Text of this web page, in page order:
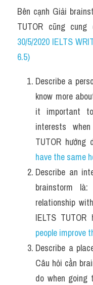
Verb
Du học Hà Lan
Đề thi thật Task 1
Adv
Cách dùng từ
Task 1
Phân biệt từ
IELTS Advice
Đề thi thật Task 2
Bên cạnh Giải
TUTOR cũng cung
30/5/2020 IELTS
6.5)
Describe a
know more
it important
interests
TUTOR  hướng
have the same
Describe an
brainstorm
relationship
IELTS  TUTOR
people improve
Describe a
Câu hỏi cần
do when going